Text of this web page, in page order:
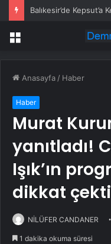
Balıkesir’de
Menü
Anasayfa / Haber
Haber
Murat
yanıtladı!
Işık’ın
dikkat çekti
NİLÜFER CANDANER
1 dakika okuma süresi